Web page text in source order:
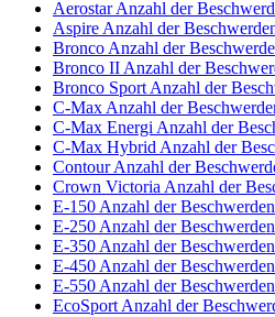
Aerostar Anzahl der
Aspire Anzahl der
Bronco Anzahl der
Bronco II Anzahl der
Bronco Sport Anzahl der
C-Max Anzahl der
C-Max Energi Anzahl der
C-Max Hybrid Anzahl der
Contour Anzahl der
Crown Victoria Anzahl der
E-150 Anzahl der
E-250 Anzahl der
E-350 Anzahl der
E-450 Anzahl der
E-550 Anzahl der
EcoSport Anzahl der